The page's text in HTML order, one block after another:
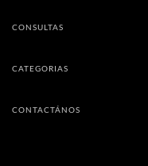
CONSULTAS
CATEGORIAS
CONTACTÁNOS